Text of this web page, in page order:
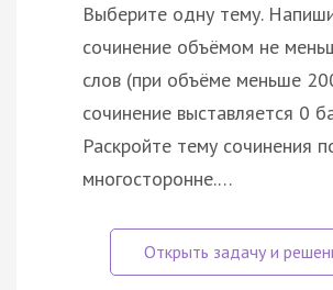
Выберите одну тему.
сочинение объёмом не
слов (при объёме меньше
сочинение выставляется 0
Раскройте тему сочинения
многосторонне.…